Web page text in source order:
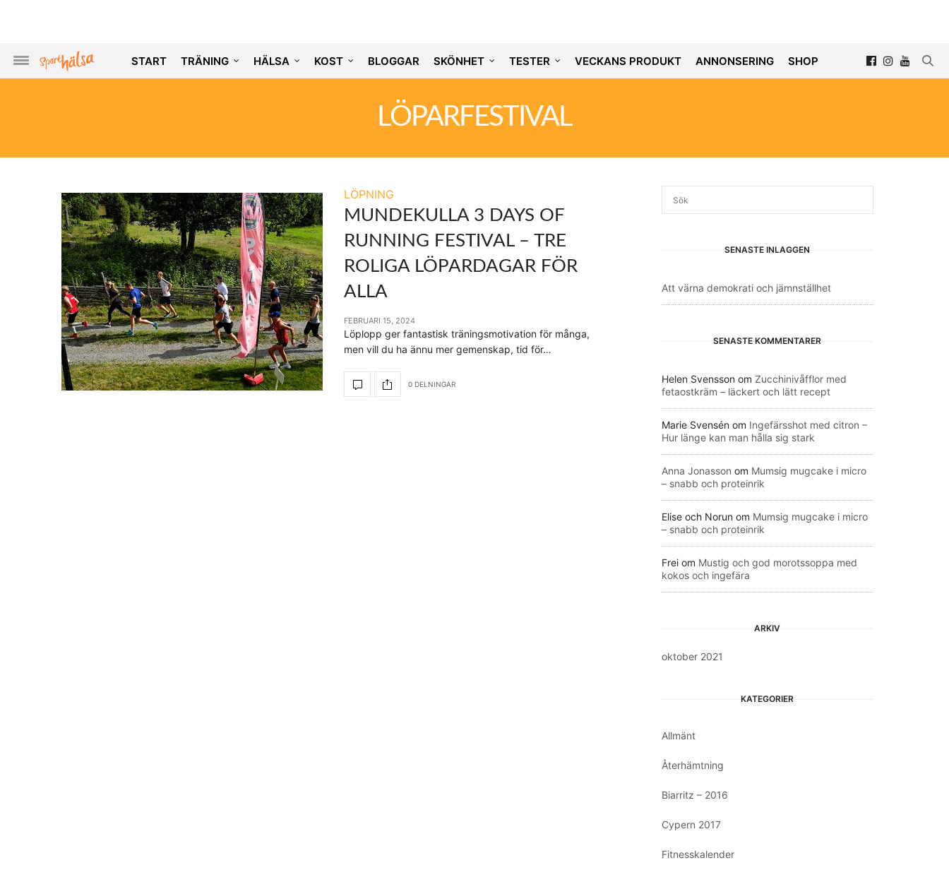
START TRÄNING HÄLSA KOST BLOGGAR SKÖNHET TESTER VECKANS PRODUKT ANNONSERING SHOP
LÖPARFESTIVAL
LÖPNING
MUNDEKULLA 3 DAYS OF
RUNNING FESTIVAL – TRE
ROLIGA LÖPARDAGAR FÖR
ALLA
FEBRUARI 15, 2024
Löplopp ger fantastisk träningsmotivation för många,
men vill du ha ännu mer gemenskap, tid för…
0 DELNINGAR
SENASTE INLÄGGEN
Att värna demokrati och jämnställhet
SENASTE KOMMENTARER
Helen Svensson om Zucchinivåfflor med
fetaostkräm – läckert och lätt recept
Marie Svensén om Ingefärsshot med citron –
Hur länge kan man hålla sig stark
Anna Jonasson om Mumsig mugcake i micro
– snabb och proteinrik
Elise och Norun om Mumsig mugcake i micro
– snabb och proteinrik
Frei om Mustig och god morotssoppa med
kokos och ingefära
ARKIV
oktober 2021
KATEGORIER
Allmänt
Återhämtning
Biarritz – 2016
Cypern 2017
Fitnesskalender